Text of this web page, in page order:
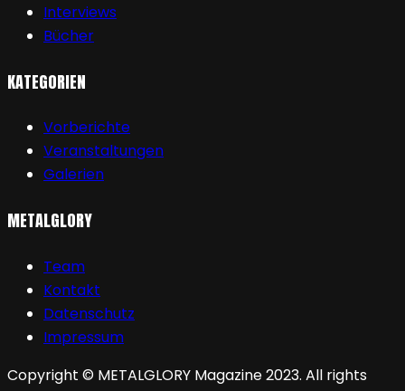
Interviews
Bücher
KATEGORIEN
Vorberichte
Veranstaltungen
Galerien
METALGLORY
Team
Kontakt
Datenschutz
Impressum
Copyright © METALGLORY Magazine 2023. All rights